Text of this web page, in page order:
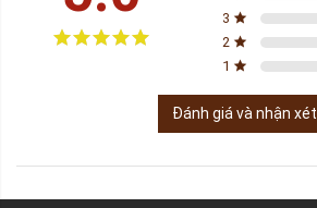
3
2
1
Đánh giá và nhận xét